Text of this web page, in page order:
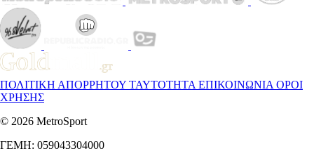
ΠΟΛΙΤΙΚΗ ΑΠΟΡΡΗΤΟΥ ΤΑΥΤΟΤΗΤΑ ΕΠΙΚΟΙΝΩΝΙΑ ΟΡΟΙ
ΧΡΗΣΗΣ
© 2026 MetroSport
ΓΕΜΗ: 059043304000